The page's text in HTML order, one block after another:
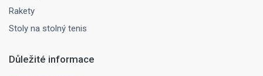
Rakety
Stoly na stolný tenis
Důležité informace